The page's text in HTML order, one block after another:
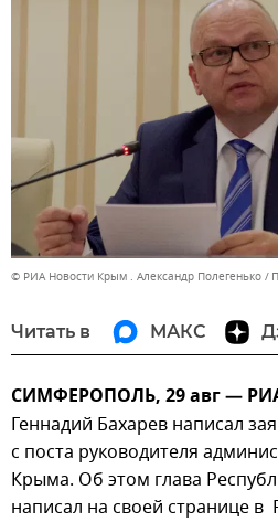
© РИА Новости Крым . Александр Полегенько
Читать в МАКС
СИМФЕРОПОЛЬ, 29 авг —
Геннадий Бахарев написал
с поста руководителя
Крыма. Об этом глава
написал на своей странице в